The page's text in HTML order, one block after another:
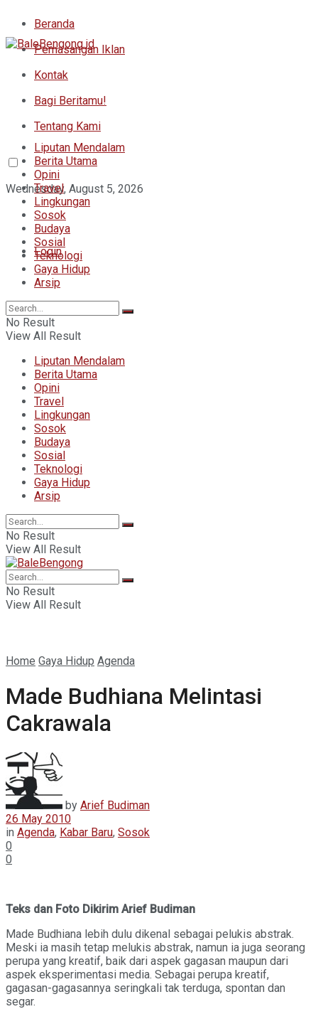
Beranda
Pemasangan Iklan
Kontak
Bagi Beritamu!
Tentang Kami
Wednesday, August 5, 2026
Login
Liputan Mendalam
Berita Utama
Opini
Travel
Lingkungan
Sosok
Budaya
Sosial
Teknologi
Gaya Hidup
Arsip
No Result
View All Result
Liputan Mendalam
Berita Utama
Opini
Travel
Lingkungan
Sosok
Budaya
Sosial
Teknologi
Gaya Hidup
Arsip
No Result
View All Result
No Result
View All Result
Home Gaya Hidup Agenda
Made Budhiana Melintasi
Cakrawala
by Arief Budiman
26 May 2010
in Agenda, Kabar Baru, Sosok
0
0
Teks dan Foto Dikirim Arief Budiman
Made Budhiana lebih dulu dikenal sebagai pelukis abstrak.
Meski ia masih tetap melukis abstrak, namun ia juga seorang
perupa yang kreatif, baik dari aspek gagasan maupun dari
aspek eksperimentasi media. Sebagai perupa kreatif,
gagasan-gagasannya seringkali tak terduga, spontan dan
segar.